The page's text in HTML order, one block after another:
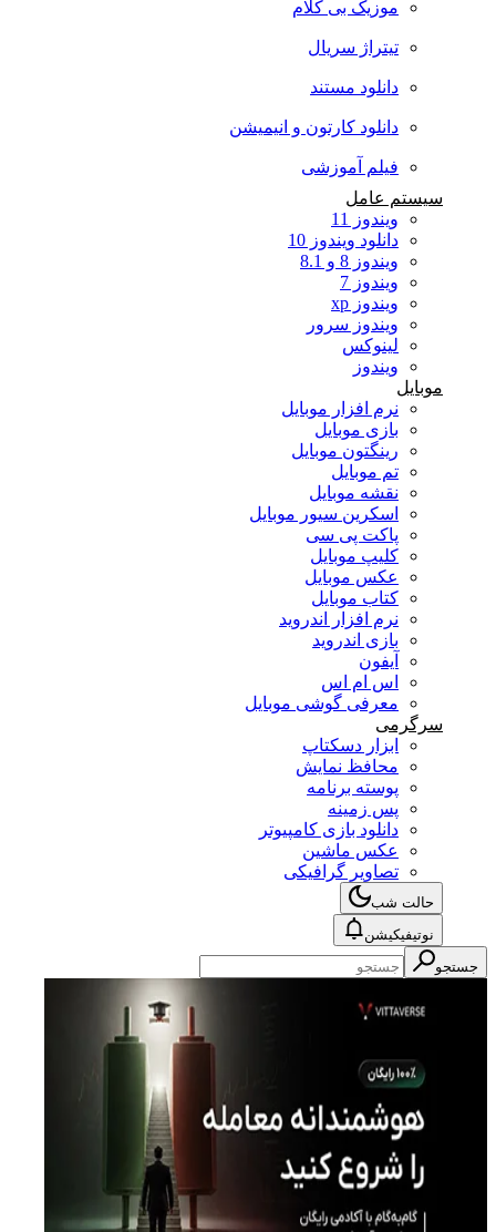
موزیک بی کلام
تیتراژ سریال
دانلود مستند
دانلود کارتون و انیمیشن
فیلم آموزشی
سیستم عامل
ویندوز 11
دانلود ویندوز 10
ویندوز 8 و 8.1
ویندوز 7
ویندوز xp
ویندوز سرور
لینوکس
ویندوز
موبایل
نرم افزار موبایل
بازی موبایل
رینگتون موبایل
تم موبایل
نقشه موبایل
اسکرین سیور موبایل
پاکت پی سی
کلیپ موبایل
عکس موبایل
کتاب موبایل
نرم افزار اندروید
بازی اندروید
آیفون
اس ام اس
معرفی گوشی موبایل
سرگرمی
ابزار دسکتاپ
محافظ نمایش
پوسته برنامه
پس زمینه
دانلود بازی کامپیوتر
عکس ماشین
تصاویر گرافیکی
حالت شب
نوتیفیکیشن
جستجو